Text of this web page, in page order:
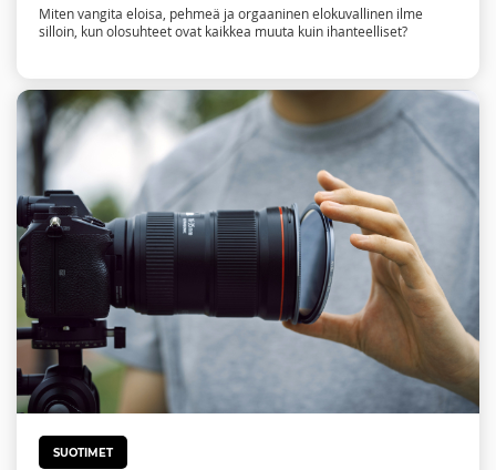
Miten vangita eloisa, pehmeä ja orgaaninen elokuvallinen ilme
silloin, kun olosuhteet ovat kaikkea muuta kuin ihanteelliset?
SUOTIMET